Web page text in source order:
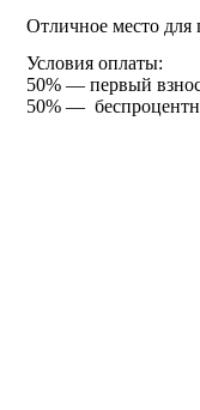
Отличное место для
Условия оплаты:
50% — первый
50% —